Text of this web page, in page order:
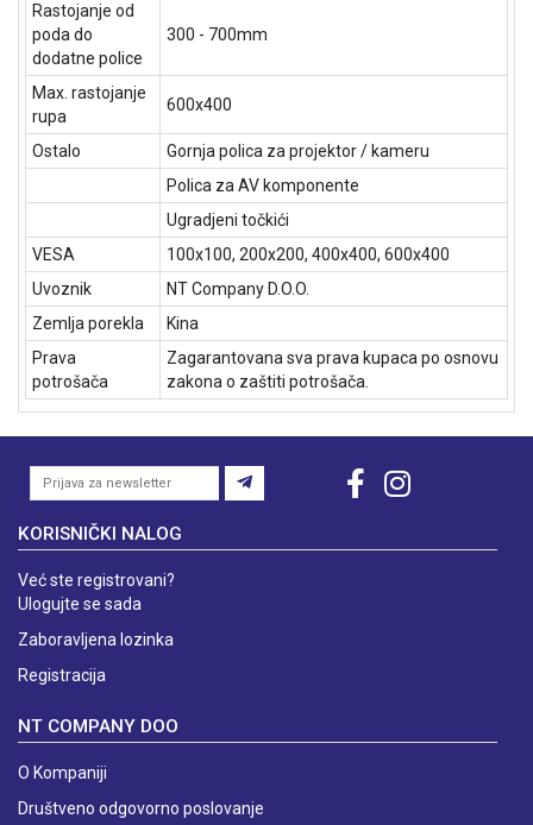
Rastojanje od
poda do
dodatne police
300 - 700mm
Max. rastojanje
rupa
600x400
Ostalo
Gornja polica za projektor / kameru
Polica za AV komponente
Ugradjeni točkići
VESA
100x100, 200x200, 400x400, 600x400
Uvoznik
NT Company D.O.O.
Zemlja porekla
Kina
Prava
potrošača
Zagarantovana sva prava kupaca po osnovu
zakona o zaštiti potrošača.
KORISNIČKI NALOG
Već ste registrovani?
Ulogujte se sada
Zaboravljena lozinka
Registracija
NT COMPANY DOO
O Kompaniji
Društveno odgovorno poslovanje